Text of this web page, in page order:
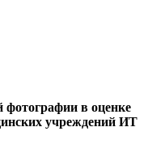
фотографии в оценке
учреждений ИТ